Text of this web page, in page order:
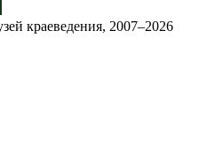
краеведения, 2007–2026